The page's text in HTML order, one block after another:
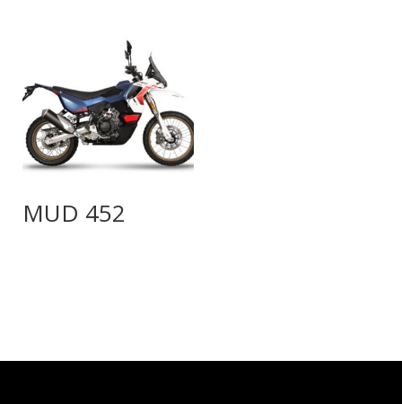
MUD 452